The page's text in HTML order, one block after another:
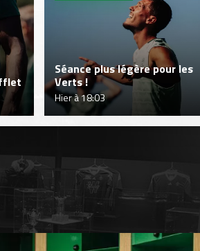
Séance plus légère pour les
Verts !
Hier à 18:03